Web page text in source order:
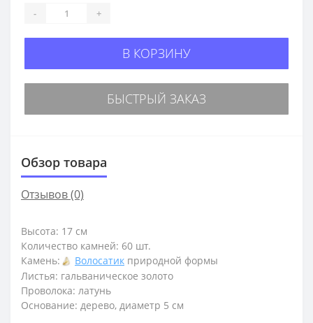
- +
В КОРЗИНУ
БЫСТРЫЙ ЗАКАЗ
Обзор товара
Отзывов (0)
Высота: 17 см
Количество камней: 60 шт.
Камень:
Волосатик природной формы
Листья: гальваническое золото
Проволока: латунь
Основание: дерево, диаметр 5 см